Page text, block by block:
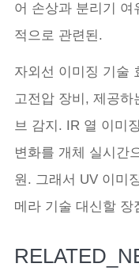
어 손상과 분리기
적으로 관련된.
자외선 이미징 기술
고전압 장비, 제공하
브 감지. IR 열 이미
변화를 개체 실시간
원. 그래서 UV 이미
메라 기술 대신할 장